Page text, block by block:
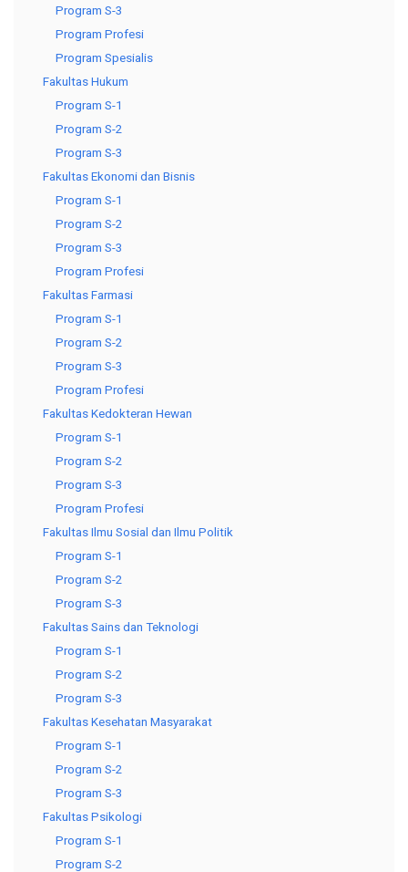
Program S-3
Program Profesi
Program Spesialis
Fakultas Hukum
Program S-1
Program S-2
Program S-3
Fakultas Ekonomi dan Bisnis
Program S-1
Program S-2
Program S-3
Program Profesi
Fakultas Farmasi
Program S-1
Program S-2
Program S-3
Program Profesi
Fakultas Kedokteran Hewan
Program S-1
Program S-2
Program S-3
Program Profesi
Fakultas Ilmu Sosial dan Ilmu Politik
Program S-1
Program S-2
Program S-3
Fakultas Sains dan Teknologi
Program S-1
Program S-2
Program S-3
Fakultas Kesehatan Masyarakat
Program S-1
Program S-2
Program S-3
Fakultas Psikologi
Program S-1
Program S-2